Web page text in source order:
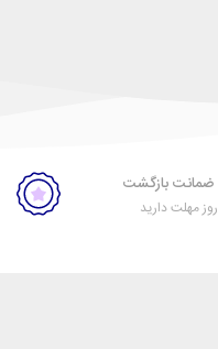
مهلت دارید